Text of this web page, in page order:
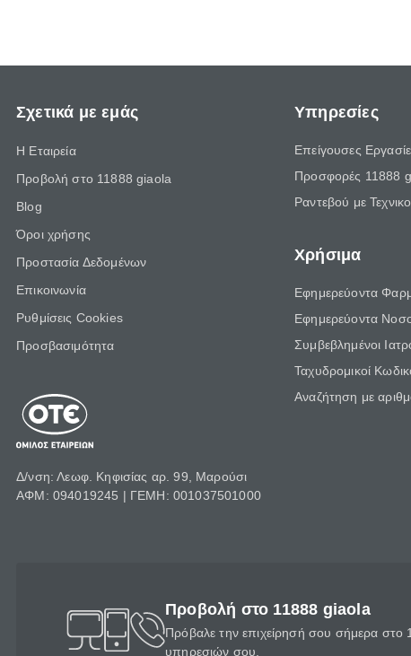
Σχετικά με εμάς
Η Εταιρεία
Προβολή στο 11888 giaola
Blog
Όροι χρήσης
Προστασία Δεδομένων
Επικοινωνία
Ρυθμίσεις Cookies
Προσβασιμότητα
Δ/νση: Λεωφ. Κηφισίας αρ. 99, Μαρούσι
ΑΦΜ: 094019245 | ΓΕΜΗ: 001037501000
Υπηρεσίες
Επείγουσες
Προσφορές 11888
Ραντεβού με
Χρήσιμα
Εφημερεύοντα
Εφημερεύοντα
Συμβεβλημένοι
Ταχυδρομικοί
Αναζήτηση με
Προβολή στο 11888 giaola
Πρόβαλε την επιχείρησή σου σήμερα στο
υπηρεσιών σου.